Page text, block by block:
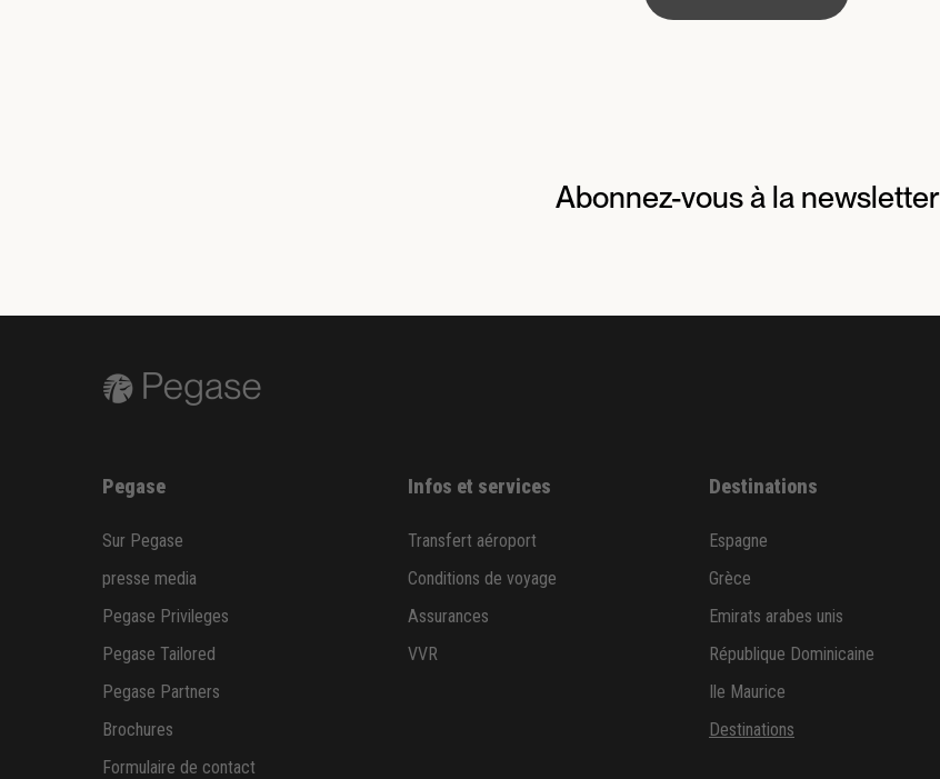
Abonnez-vous à la newsletter
Pegase
Sur Pegase
presse media
Pegase Privileges
Pegase Tailored
Pegase Partners
Brochures
Formulaire de contact
Infos et services
Transfert aéroport
Conditions de voyage
Assurances
VVR
Destinations
Espagne
Grèce
Emirats arabes unis
République Dominicaine
Ile Maurice
Destinations